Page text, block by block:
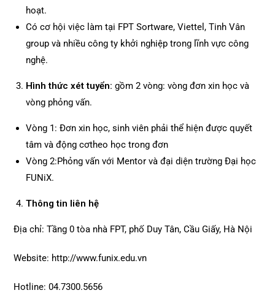
hoạt.
Có cơ hội việc làm tại FPT Sortware, Viettel, Tinh Vân
group và nhiều công ty khởi nghiệp trong lĩnh vực công
nghệ.
Hình thức xét tuyển: gồm 2 vòng: vòng đơn xin học và
vòng phỏng vấn.
Vòng 1: Đơn xin học, sinh viên phải thể hiện được quyết
tâm và động cơtheo học trong đơn
Vòng 2:Phỏng vấn với Mentor và đại diện trường Đại học
FUNiX.
Thông tin liên hệ
Địa chỉ: Tầng 0 tòa nhà FPT, phố Duy Tân, Cầu Giấy, Hà Nội
Website: http://www.funix.edu.vn
Hotline: 04.7300.5656